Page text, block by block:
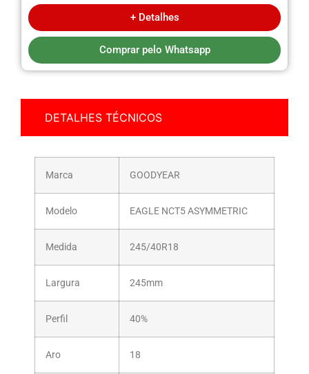
+ Detalhes
Comprar pelo Whatsapp
DETALHES TÉCNICOS
Marca GOODYEAR
Modelo EAGLE NCT5 ASYMMETRIC
Medida 245/40R18
Largura 245mm
Perfil 40%
Aro 18